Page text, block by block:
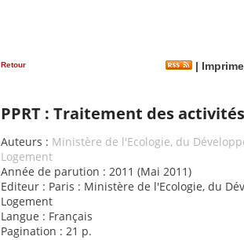
Retour
PPRT : Traitement des
Auteurs : Ministère de l'Ecologie, du
Logement
Année de parution : 2011 (Mai 2011)
Editeur : Paris : Ministère de l'Ecologie, du
Logement
Langue : Français
Pagination : 21 p.